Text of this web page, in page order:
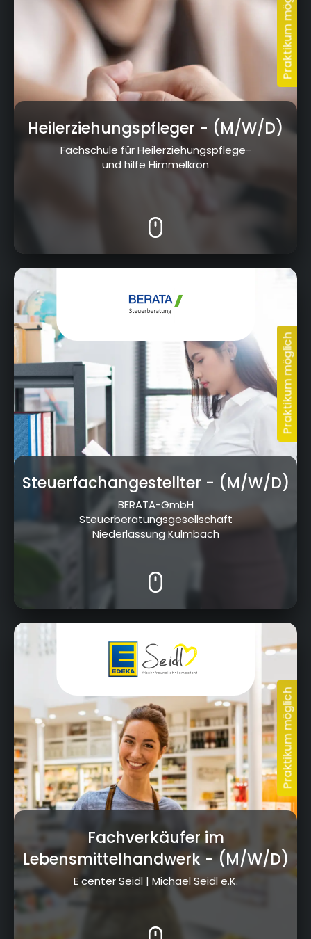
Heilerziehungspfleger - (M/W/D)
Fachschule für Heilerziehungspflege-
und hilfe Himmelkron
Stadtsteinacher Weg 2, 95326 Kulmbach
Steuerfachangestellter - (M/W/D)
BERATA-GmbH
Steuerberatungsgesellschaft
Niederlassung Kulmbach
Am Goldenen Feld 2 & Fritz-Hornschuch-Str. 9,
95326 Kulmbach
Fachverkäufer im
Lebensmittelhandwerk- (M/W/D)
E center Seidl | Michael Seidl e.K.